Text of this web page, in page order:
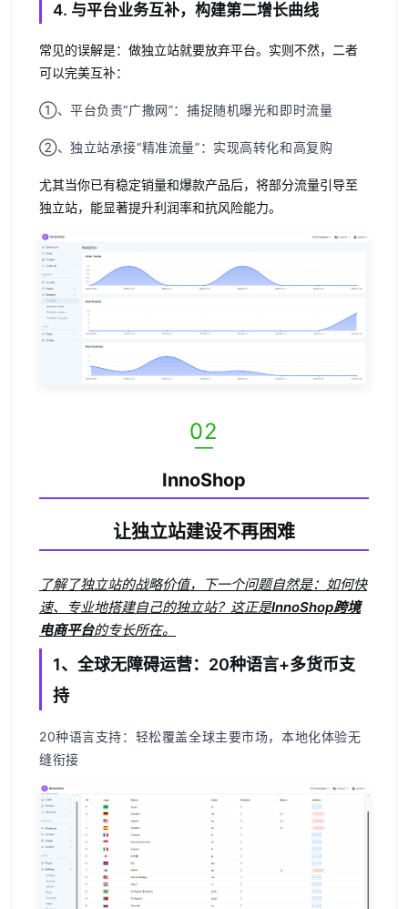
4. 与平台业务互补，构建第二增长曲线
常见的误解是：做独立站就要放弃平台。实则不然，二者
可以完美互补：
①、平台负责“广撒网”：捕捉随机曝光和即时流量
②、独立站承接“精准流量”：实现高转化和高复购
尤其当你已有稳定销量和爆款产品后，将部分流量引导至
独立站，能显著提升利润率和抗风险能力。
02
—
InnoShop
让独立站建设不再困难
了解了独立站的战略价值，下一个问题自然是：如何快
速、专业地搭建自己的独立站？这正是InnoShop跨境
电商平台的专长所在。
1、全球无障碍运营：20种语言+多货币支
持
20种语言支持：轻松覆盖全球主要市场，本地化体验无
缝衔接